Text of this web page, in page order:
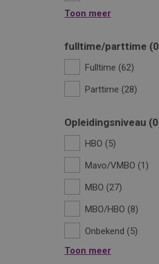
Toon meer
fulltime/parttime 0
Fulltime 62
Parttime 28
Opleidingsniveau 0
HBO
5
Mavo/VMBO
1
MBO 27
MBO/HBO
8
Onbekend
5
Toon meer